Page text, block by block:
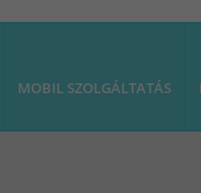
MOBIL SZOLGÁLTATÁS